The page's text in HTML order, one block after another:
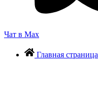
Чат в Max
Главная страница